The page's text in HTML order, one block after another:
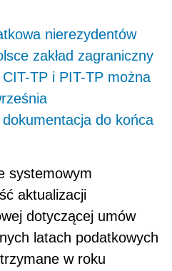
nierezydentów
zakład zagraniczny
TP i PIT-TP można
do końca
systemowym
aktualizacji
dotyczącej umów
latach podatkowych
w roku